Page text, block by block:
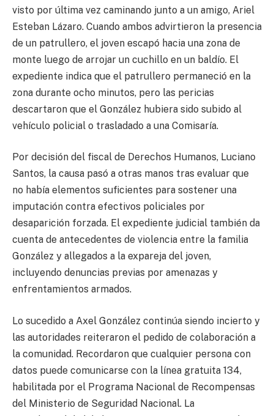
visto por última vez caminando junto a un amigo, Ariel
Esteban Lázaro. Cuando ambos advirtieron la presencia
de un patrullero, el joven escapó hacia una zona de
monte luego de arrojar un cuchillo en un baldío. El
expediente indica que el patrullero permaneció en la
zona durante ocho minutos, pero las pericias
descartaron que el González hubiera sido subido al
vehículo policial o trasladado a una Comisaría.
Por decisión del fiscal de Derechos Humanos, Luciano
Santos, la causa pasó a otras manos tras evaluar que
no había elementos suficientes para sostener una
imputación contra efectivos policiales por
desaparición forzada. El expediente judicial también da
cuenta de antecedentes de violencia entre la familia
González y allegados a la expareja del joven,
incluyendo denuncias previas por amenazas y
enfrentamientos armados.
Lo sucedido a Axel González continúa siendo incierto y
las autoridades reiteraron el pedido de colaboración a
la comunidad. Recordaron que cualquier persona con
datos puede comunicarse con la línea gratuita 134,
habilitada por el Programa Nacional de Recompensas
del Ministerio de Seguridad Nacional. La